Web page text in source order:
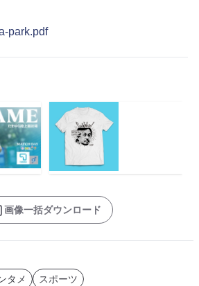
park.pdf
画像一括ダウンロード
タメ スポーツ